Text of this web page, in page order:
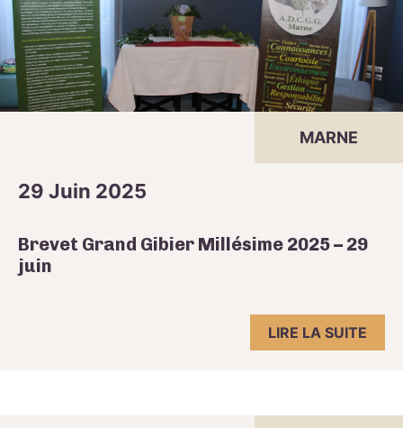
MARNE
29 Juin 2025
Brevet Grand Gibier Millésime 2025 – 29
juin
LIRE LA SUITE